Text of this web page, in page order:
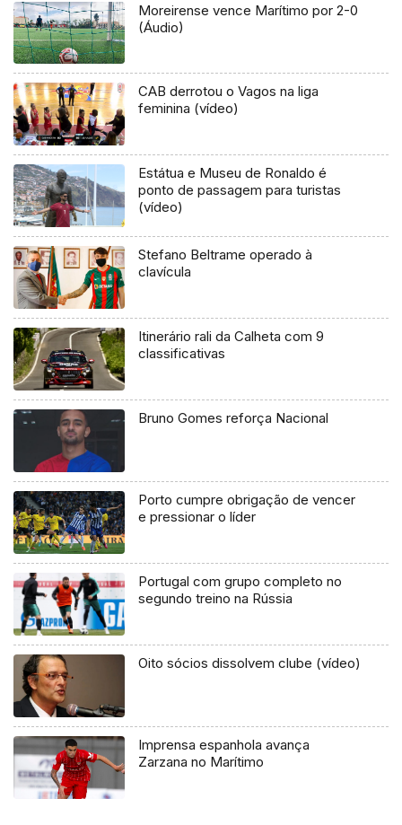
Moreirense vence Marítimo por 2-0
(Áudio)
CAB derrotou o Vagos na liga
feminina (vídeo)
Estátua e Museu de Ronaldo é
ponto de passagem para turistas
(vídeo)
Stefano Beltrame operado à
clavícula
Itinerário rali da Calheta com 9
classificativas
Bruno Gomes reforça Nacional
Porto cumpre obrigação de vencer
e pressionar o líder
Portugal com grupo completo no
segundo treino na Rússia
Oito sócios dissolvem clube (vídeo)
Imprensa espanhola avança
Zarzana no Marítimo